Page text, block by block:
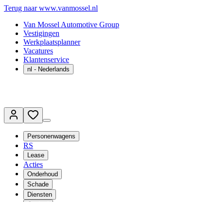
Terug naar www.vanmossel.nl
Van Mossel Automotive Group
Vestigingen
Werkplaatsplanner
Vacatures
Klantenservice
nl - Nederlands
Personenwagens
RS
Lease
Acties
Onderhoud
Schade
Diensten